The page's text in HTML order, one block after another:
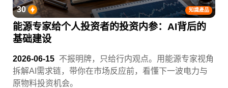
知識產品
30
能源专家给个人投资者的投资内参：AI背后的
基础建设
2026-06-15 不报明牌，只给行内观点。用能源专家视角
拆解AI需求链，带你在市场反应前，看懂下一波电力与
原物料投资机会。